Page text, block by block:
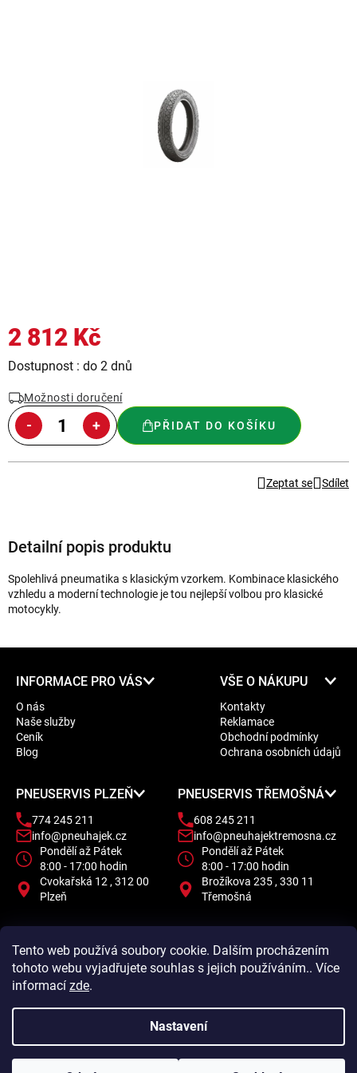
Tento web používá soubory cookie. Dalším procházením
tohoto webu vyjadřujete souhlas s jejich používáním.. Více
informací zde.
Nastavení
2 812 Kč
Měrná
Dostupnost : do 2 dnů
Možnosti doručení
PŘIDAT DO KOŠÍKU
Zeptat se Sdílet
Detailní popis produktu
Spolehlivá pneumatika s klasickým vzorkem. Kombinace klasického
vzhledu a moderní technologie je tou nejlepší volbou pro klasické
motocykly.
INFORMACE PRO VÁS
O nás
Naše služby
Ceník
Blog
VŠE O NÁKUPU
Kontakty
Reklamace
Obchodní podmínky
Ochrana osobních údajů
PNEUSERVIS PLZEŇ
774 245 211
info@pneuhajek.cz
Pondělí až Pátek
8:00 - 17:00 hodin
Cvokařská 12 , 312 00
Plzeň
PNEUSERVIS TŘEMOŠNÁ
608 245 211
info@pneuhajektremosna.cz
Pondělí až Pátek
8:00 - 17:00 hodin
Brožíkova 235 , 330 11
Třemošná